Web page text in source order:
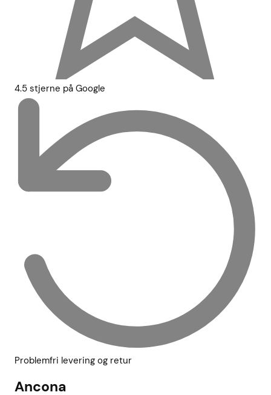
4.5 stjerne på Google
Problemfri levering og retur
Ancona